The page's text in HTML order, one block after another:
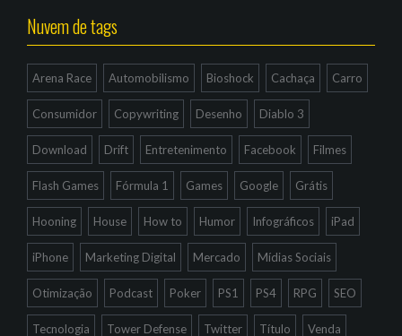
Nuvem de tags
Arena Race Automobilismo Bioshock Cachaça Carro
Consumidor Copywriting Desenho Diablo 3
Download Drift Entretenimento Facebook Filmes
Flash Games Fórmula 1 Games Google Grátis
Hooning House How to Humor Infográficos iPad
iPhone Marketing Digital Mercado Mídias Sociais
Otimização Podcast Poker PS1 PS4 RPG SEO
Tecnologia Tower Defense Twitter Título Venda